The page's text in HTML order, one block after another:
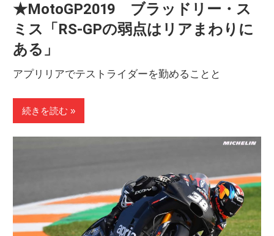
★MotoGP2019 ブラッドリー・ス
ミス「RS-GPの弱点はリアまわりに
ある」
アプリリアでテストライダーを勤めることと
続きを読む